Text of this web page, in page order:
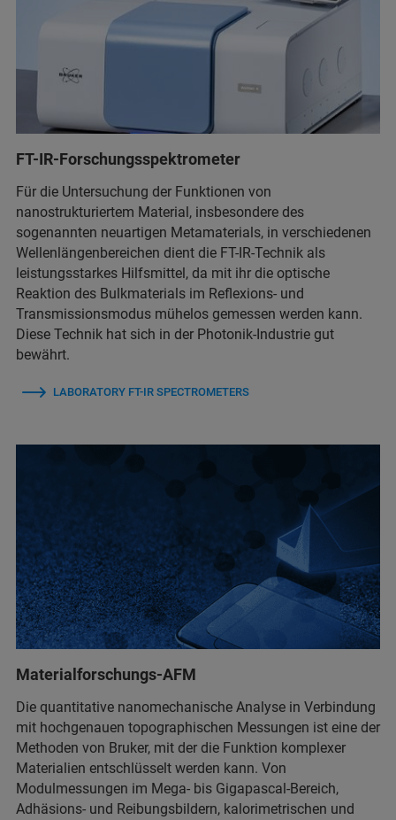
FT-IR-Forschungsspektrometer
Für die Untersuchung der Funktionen von
nanostrukturiertem Material, insbesondere des
sogenannten neuartigen Metamaterials, in verschiedenen
Wellenlängenbereichen dient die FT-IR-Technik als
leistungsstarkes Hilfsmittel, da mit ihr die optische
Reaktion des Bulkmaterials im Reflexions- und
Transmissionsmodus mühelos gemessen werden kann.
Diese Technik hat sich in der Photonik-Industrie gut
bewährt.
LABORATORY FT-IR SPECTROMETERS
Materialforschungs-AFM
Die quantitative nanomechanische Analyse in Verbindung
mit hochgenauen topographischen Messungen ist eine der
Methoden von Bruker, mit der die Funktion komplexer
Materialien entschlüsselt werden kann. Von
Modulmessungen im Mega- bis Gigapascal-Bereich,
Adhäsions- und Reibungsbildern, kalorimetrischen und